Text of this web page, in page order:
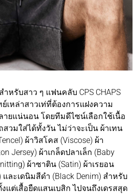
หรับสาว ๆ แฟนคลับ CPS CHAPS
เหล่าสาวเท่ที่ต้องการแฝงความ
ายแน่นอน โดยทีมดีไซน์เลือกใช้เนื้อ
วมใส่ได้ทั้งวัน ไม่ว่าจะเป็น ผ้าเทน
ผ้าวิสโคส (Viscose) ผ้า
Jersey) ผ้าเกล็ดปลาเล็ก (Baby
ผ้าซาติน (Satin) ผ้าเรยอน
และเดนิมสีดำ (Black Denim) สำหรับ
แต่เสื้อยืดแสนเบสิก ไปจนถึงเดรสสุด